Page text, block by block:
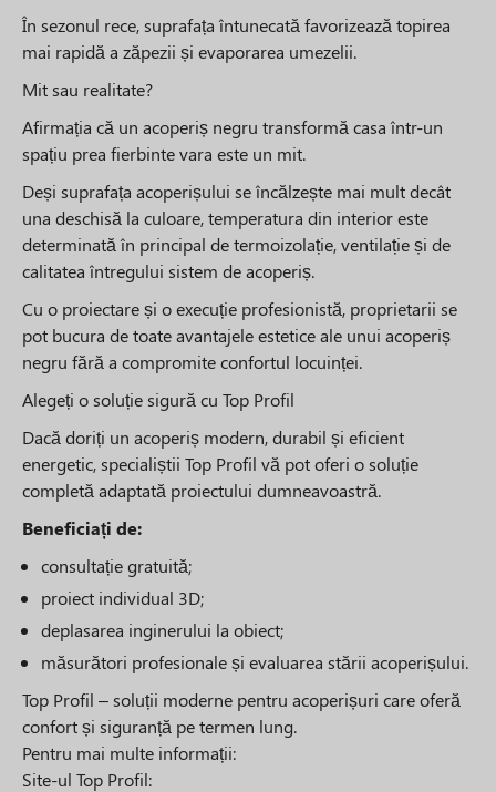
În sezonul rece, suprafața întunecată favorizează topirea
mai rapidă a zăpezii și evaporarea umezelii.
Mit sau realitate?
Afirmația că un acoperiș negru transformă casa într-un
spațiu prea fierbinte vara este un mit.
Deși suprafața acoperișului se încălzește mai mult decât
una deschisă la culoare, temperatura din interior este
determinată în principal de termoizolație, ventilație și de
calitatea întregului sistem de acoperiș.
Cu o proiectare și o execuție profesionistă, proprietarii se
pot bucura de toate avantajele estetice ale unui acoperiș
negru fără a compromite confortul locuinței.
Alegeți o soluție sigură cu Top Profil
Dacă doriți un acoperiș modern, durabil și eficient
energetic, specialiștii Top Profil vă pot oferi o soluție
completă adaptată proiectului dumneavoastră.
Beneficiați de:
consultație gratuită;
proiect individual 3D;
deplasarea inginerului la obiect;
măsurători profesionale și evaluarea stării acoperișului.
Top Profil – soluții moderne pentru acoperișuri care oferă
confort și siguranță pe termen lung.
Pentru mai multe informații:
Site-ul Top Profil: